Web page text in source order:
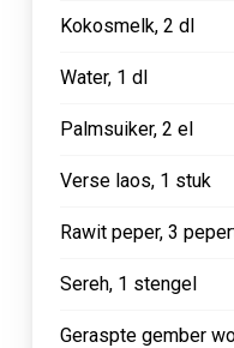
Kokosmelk, 2 dl
Water, 1 dl
Palmsuiker, 2 el
Verse laos, 1 stuk
Rawit peper, 3
Sereh, 1 stengel
Geraspte gember